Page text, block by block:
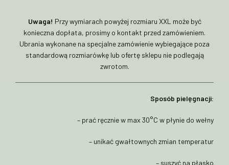
Uwaga! Przy wymiarach powyżej rozmiaru XXL może być
konieczna dopłata, prosimy o kontakt przed zamówieniem.
Ubrania wykonane na specjalne zamówienie wybiegające poza
standardową rozmiarówkę lub ofertę sklepu nie podlegają
zwrotom.
Sposób pielęgnacji:
– prać ręcznie w max 30°C w płynie do wełny
– unikać gwałtownych zmian temperatur
– suszyć na płasko